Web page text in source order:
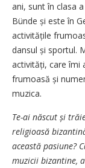
ani, sunt în clasa
Bünde și este în
activitățile
dansul și sportul.
activități, care îmi
frumoasă și
muzica.
Te-ai născut și
religioasă
această pasiune?
muzicii bizantine,